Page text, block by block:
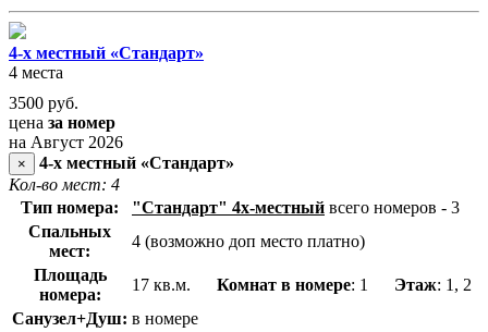
4-х местный «Стандарт»
4 места
3500 руб.
цена за номер
на Август 2026
×
4-х местный «Стандарт»
Кол-во мест: 4
Тип номера:
"Стандарт" 4х-местный всего номеров - 3
Спальных
мест:
4 (возможно доп место платно)
Площадь
номера:
17 кв.м. Комнат в номере: 1 Этаж: 1, 2
Санузел+Душ: в номере